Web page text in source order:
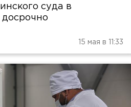
суда в
15 мая в 11:33